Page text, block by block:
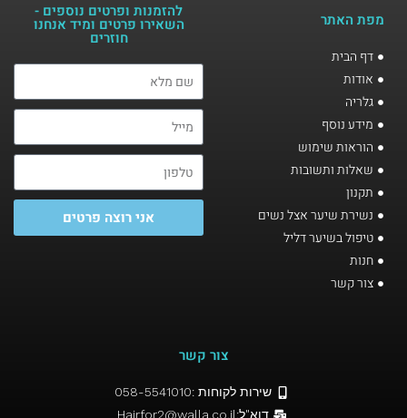
מפת האתר
דף הבית
אודות
גלריה
מידע נוסף
הוראות שימוש
שאלות ותשובות
תקנון
נשירת שיער אצל נשים
טיפול בשיער דליל
חנות
צור קשר
להזמנות ופרטים נוספים -
השאירו פרטים ומיד אנחנו
חוזרים​
אני רוצה פרטים
צור קשר
שירות לקוחות :058-5541010
דוא"ל:Hairfor2@walla.co.il